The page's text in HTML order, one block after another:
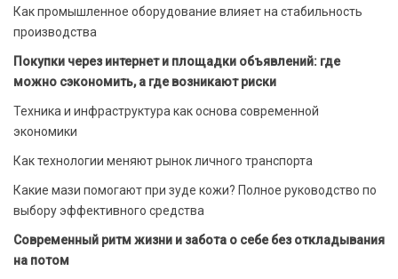
Как промышленное оборудование влияет на стабильность
производства
Покупки через интернет и площадки объявлений: где
можно сэкономить, а где возникают риски
Техника и инфраструктура как основа современной
экономики
Как технологии меняют рынок личного транспорта
Какие мази помогают при зуде кожи? Полное руководство по
выбору эффективного средства
Современный ритм жизни и забота о себе без откладывания
на потом